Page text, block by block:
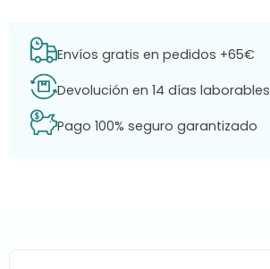
Envíos gratis en pedidos +65€
Devolución en 14 días laborables
Pago 100% seguro garantizado